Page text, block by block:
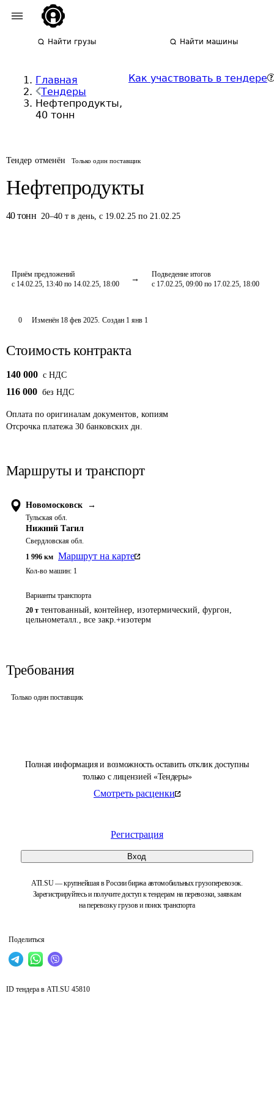
Найти грузы Найти машины
Главная
Тендеры
Нефтепродукты,
40 тонн
Как участвовать в тендере
Тендер отменён Только один поставщик
Нефтепродукты
40 тонн 20–40 т в день,с 19.02.25 по 21.02.25
Приём предложений
с 14.02.25, 13:40 по 14.02.25, 18:00
Подведение итогов
с 17.02.25, 09:00 по 17.02.25, 18:00
Полная информация и возможность оставить отклик доступны
только с лицензией «Тендеры»
Смотреть расценки
Регистрация
Вход
ATI.SU — крупнейшая в России биржа автомобильных грузоперевозок.
Зарегистрируйтесь и получите доступ к тендерам на перевозки, заявкам
на перевозку грузов и поиск транспорта
Поделиться
0 Изменён 18 фев 2025. Создан 1 янв 1
Стоимость контракта
140 000 c НДС
116 000 без НДС
Оплата по оригиналам документов, копиям
Отсрочка платежа 30 банковских дн.
Маршруты и транспорт
Новомосковск →
Тульская обл.
Нижний Тагил
Свердловская обл.
1 996 км Маршрут на карте
Кол-во машин: 1
Варианты транспорта
20 т тентованный, контейнер, изотермический, фургон,
цельнометалл., все закр.+изотерм
Требования
Только один поставщик
ID тендера в ATI.SU 45810